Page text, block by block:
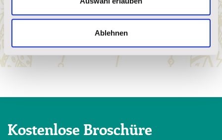
Ablehnen
Kostenlose Broschüre